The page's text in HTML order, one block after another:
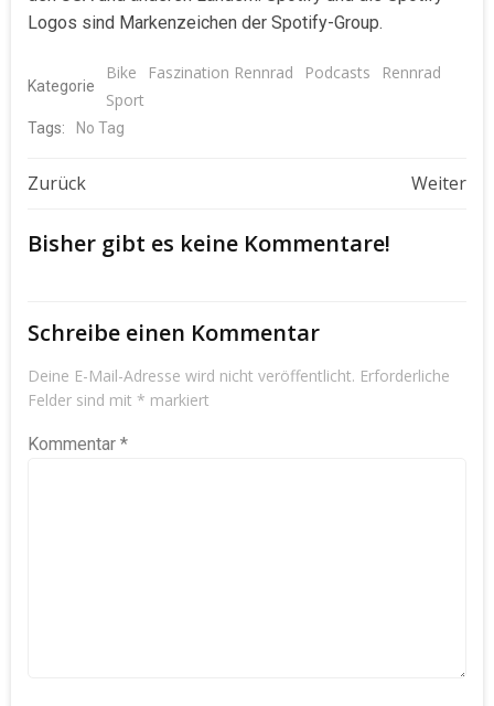
Logos sind Markenzeichen der Spotify-Group.
Kategorie
Bike Faszination Rennrad Podcasts
Rennrad
Sport
Tags: No Tag
Beitragsnavigation
Zurück Weiter
Bisher gibt es keine Kommentare!
Schreibe einen Kommentar
Deine E-Mail-Adresse wird nicht veröffentlicht. Erforderliche
Felder sind mit * markiert
Kommentar *